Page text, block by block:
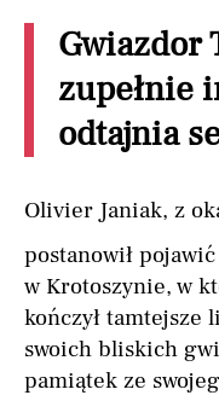
Gwiazdor
zupełnie
odtajnia
Olivier Janiak, z
postanowił
w Krotoszynie, w
kończył tamtejsze
swoich bliskich
pamiątek ze